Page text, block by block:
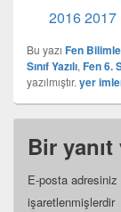
2016 2017
Bu yazı Fen
Sınıf Yazılı, Fen 6.
yazılmıştır. yer
Bir yanıt
E-posta adresiniz
işaretlenmişlerdir